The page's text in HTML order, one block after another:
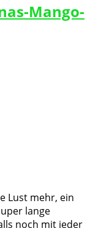
Mango-
Lust mehr, ein
lange
noch mit jeder